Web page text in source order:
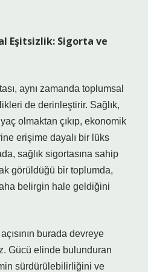
Eşitsizlik: Sigorta ve
aynı zamanda toplumsal
de derinleştirir. Sağlık,
olmaktan çıkıp, ekonomik
erişime dayalı bir lüks
sağlık sigortasına sahip
görüldüğü bir toplumda,
belirgin hale geldiğini
burada devreye
Gücü elinde bulunduran
sürdürülebilirliğini ve